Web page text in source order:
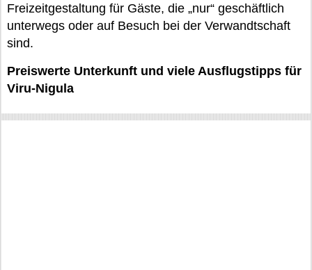
Freizeitgestaltung für Gäste, die „nur“ geschäftlich
unterwegs oder auf Besuch bei der Verwandtschaft
sind.
Preiswerte Unterkunft und viele Ausflugstipps für
Viru-Nigula